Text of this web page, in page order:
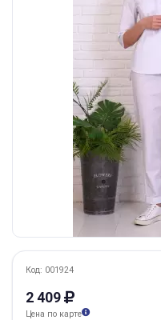
Код: 001924
2 409
Цена по карте